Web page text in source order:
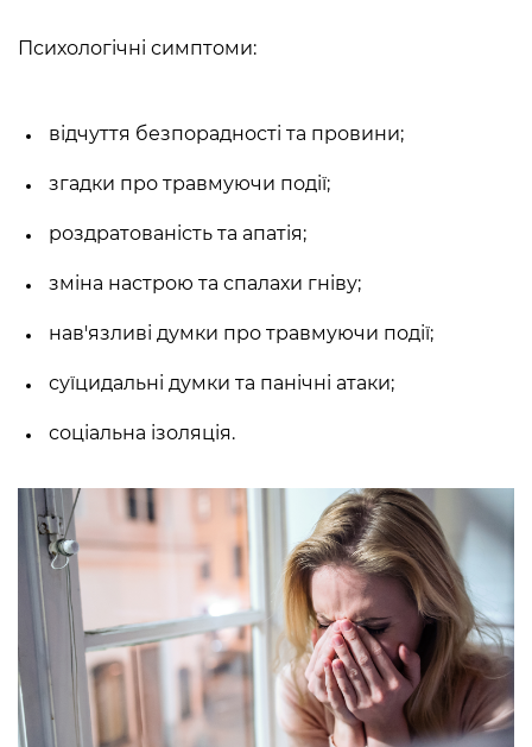
Психологічні симптоми:
відчуття безпорадності та провини;
згадки про травмуючи події;
роздратованість та апатія;
зміна настрою та спалахи гніву;
нав'язливі думки про травмуючи події;
суїцидальні думки та панічні атаки;
соціальна ізоляція.